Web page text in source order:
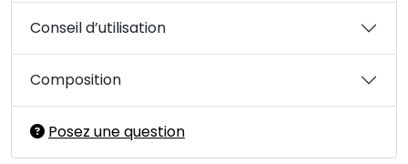
Conseil d’utilisation
Composition
Posez une question